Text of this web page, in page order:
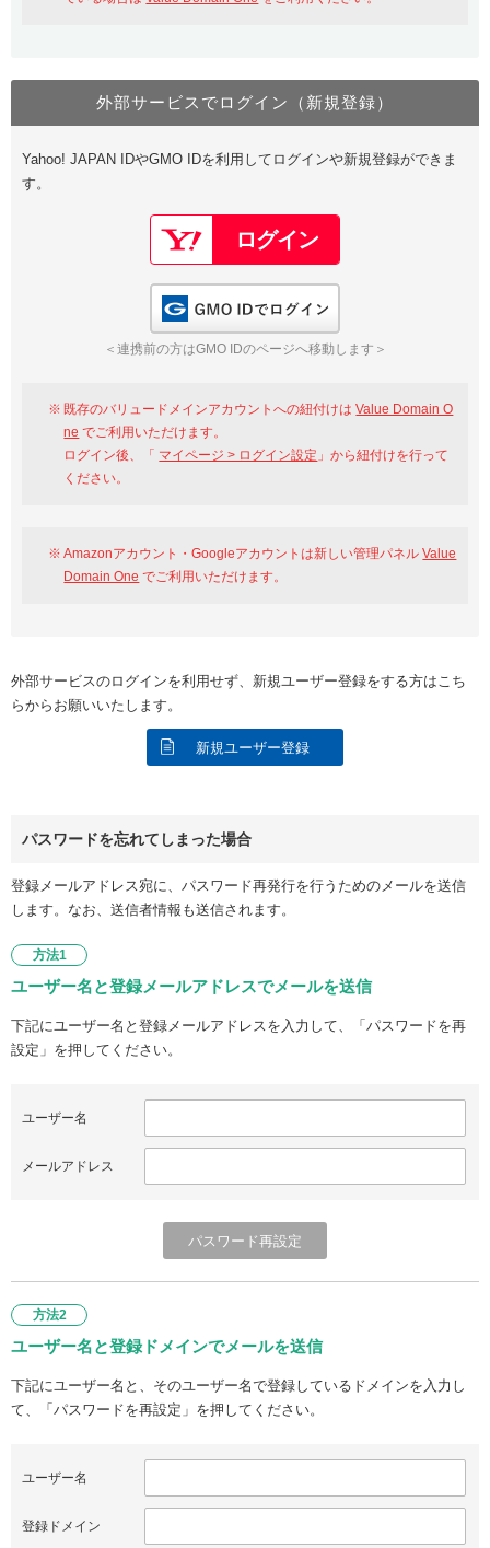
Value Domain Oneにログイン
Google
GMO ID Amazon
※AmazonはValue Domain Oneのログイン画面へ遷移します
Value Domain Oneアカウント作成
以下でも登録可能
Google Yahoo!
GMO ID
外部サービスでログイン（新規登録）
Yahoo! JAPAN IDやGMO IDを利用してログインや新規登録ができま
す。
＜連携前の方はGMO IDのページへ移動します＞
既存のバリュードメインアカウントへの紐付けはValue Domain O
ne でご利用いただけます。
ログイン後、「 マイページ > ログイン設定 」から紐付けを行って
ください。
Amazonアカウント・Googleアカウントは新しい管理パネルValue
Domain One でご利用いただけます。
外部サービスのログインを利用せず、新規ユーザー登録をする方はこち
らからお願いいたします。
新規ユーザー登録
パスワードを忘れてしまった場合
登録メールアドレス宛に、パスワード再発行を行うためのメールを送信
します。なお、送信者情報も送信されます。
方法1
ユーザー名と登録メールアドレスでメールを送信
下記にユーザー名と登録メールアドレスを入力して、「パスワードを再
設定」を押してください。
ユーザー名
メールアドレス
方法2
ユーザー名と登録ドメインでメールを送信
下記にユーザー名と、そのユーザー名で登録しているドメインを入力し
て、「パスワードを再設定」を押してください。
ユーザー名
登録ドメイン